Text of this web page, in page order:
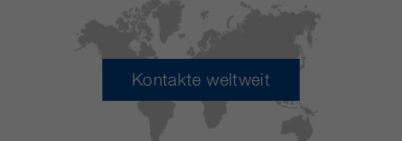
Kontakte weltweit